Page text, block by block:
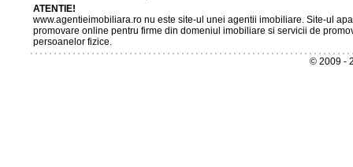
ATENTIE!
www.agentieimobiliara.ro nu este site-ul unei agentii imobiliare. Site-ul
promovare online pentru firme din domeniul imobiliare si servicii de
persoanelor fizice.
© 2009 -